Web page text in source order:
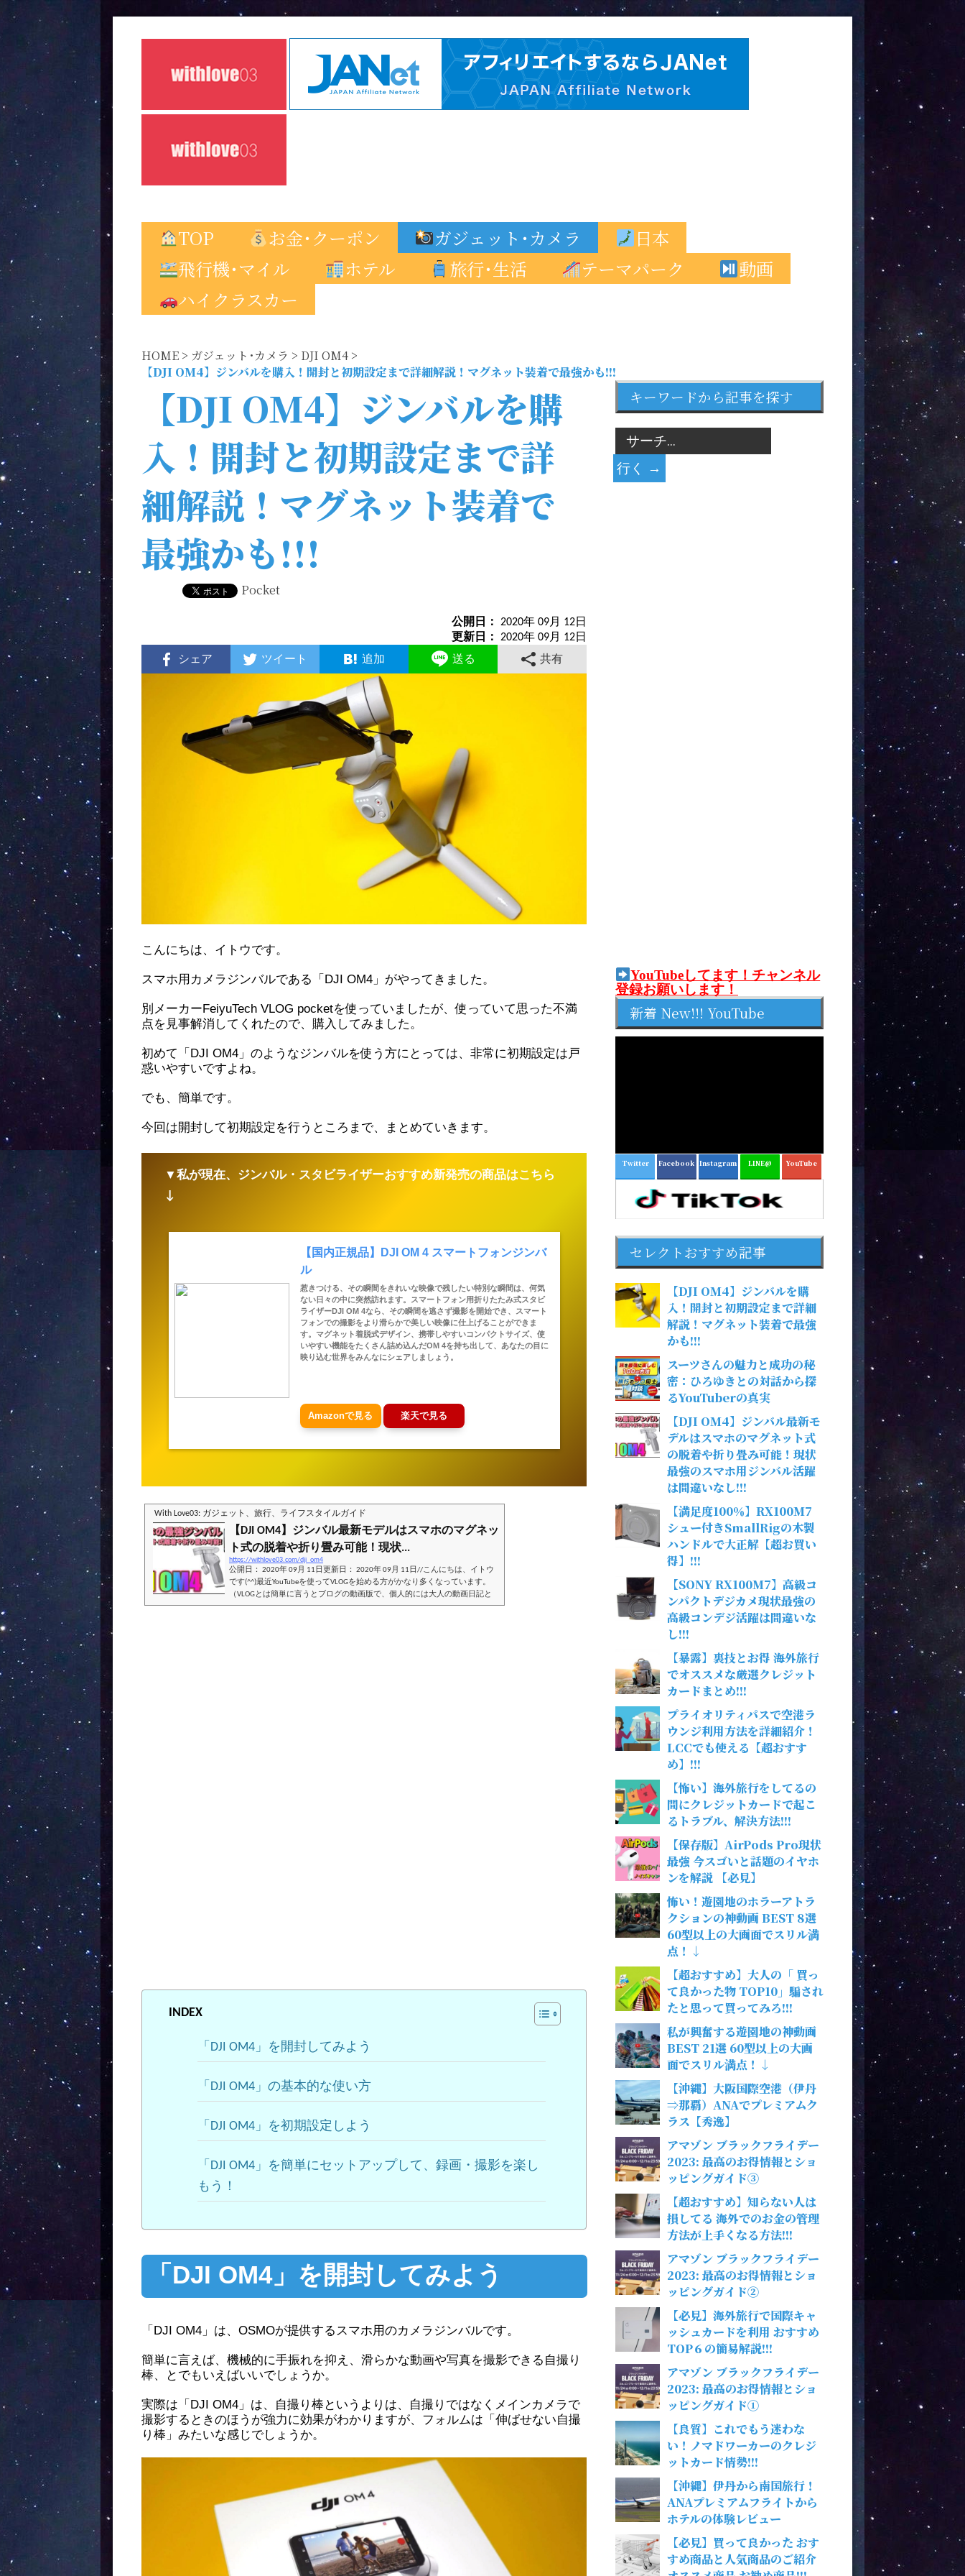
TOP お金･クーポン ガジェット･カメラ
日本
飛行機･マイル
ホテル 旅行･生活 テーマパーク
動画
ハイクラスカー
HOME > ガジェット･カメラ > DJI OM4 >
【DJI OM4】ジンバルを購入！開封と初期設定まで詳細解説！マグネット装着で最強かも!!!
【DJI OM4】ジンバルを購
入！開封と初期設定まで詳
細解説！マグネット装着で
最強かも!!!
Pocket
公開日：
2020年 09月 12日
更新日：
2020年 09月 12日
シェア ツイート 追加 送る 共有
こんにちは、イトウです。
スマホ用カメラジンバルである「DJI OM4」がやってきました。
別メーカーFeiyuTech VLOG pocketを使っていましたが、使っていて思った不満
点を見事解消してくれたので、購入してみました。
初めて「DJI OM4」のようなジンバルを使う方にとっては、非常に初期設定は戸
惑いやすいですよね。
でも、簡単です。
今回は開封して初期設定を行うところまで、まとめていきます。
▼私が現在、ジンバル・スタビライザーおすすめ新発売の商品はこちら
↓
【国内正規品】DJI OM 4 スマートフォンジンバ
ル
惹きつける、その瞬間をきれいな映像で残したい特別な瞬間は、何気
ない日々の中に突然訪れます。スマートフォン用折りたたみ式スタビ
ライザーDJI OM 4なら、その瞬間を逃さず撮影を開始でき、スマート
フォンでの撮影をより滑らかで美しい映像に仕上げることができま
す。マグネット着脱式デザイン、携帯しやすいコンパクトサイズ、使
いやすい機能をたくさん詰め込んだOM 4を持ち出して、あなたの目に
映り込む世界をみんなにシェアしましょう。
Amazonで見る 楽天で見る
With Love03: ガジェット、旅行、ライフスタイルガイド
【DJI OM4】ジンバル最新モデルはスマホのマグネッ
ト式の脱着や折り畳み可能！現状...
https://withlove03.com/dji_om4
公開日： 2020年 09月 11日更新日： 2020年 09月 11日//こんにちは、イトウ
です(^^)最近YouTubeを使ってVLOGを始める方がかなり多くなっています。
（VLOGとは簡単に言うとブログの動画版で、個人的には大人の動画日記と
いう風に認識しています）一般的なYouTuberは室内で位置を決めて撮影する
INDEX
「DJI OM4」を開封してみよう
「DJI OM4」の基本的な使い方
「DJI OM4」を初期設定しよう
「DJI OM4」を簡単にセットアップして、録画・撮影を楽し
もう！
「DJI OM4」を開封してみよう
「DJI OM4」は、OSMOが提供するスマホ用のカメラジンバルです。
簡単に言えば、機械的に手振れを抑え、滑らかな動画や写真を撮影できる自撮り
棒、とでもいえばいいでしょうか。
実際は「DJI OM4」は、自撮り棒というよりは、自撮りではなくメインカメラで
撮影するときのほうが強力に効果がわかりますが、フォルムは「伸ばせない自撮
り棒」みたいな感じでしょうか。
キーワードから記事を探す
YouTubeしてます！チャンネル
登録お願いします！
新着 New!!! YouTube
Twitter Facebook Instagram LINE@ YouTube
セレクトおすすめ記事
【DJI OM4】ジンバルを購
入！開封と初期設定まで詳細
解説！マグネット装着で最強
かも!!!
スーツさんの魅力と成功の秘
密：ひろゆきとの対話から探
るYouTuberの真実
【DJI OM4】ジンバル最新モ
デルはスマホのマグネット式
の脱着や折り畳み可能！現状
最強のスマホ用ジンバル活躍
は間違いなし!!!
【満足度100％】RX100M7
シュー付きSmallRigの木製
ハンドルで大正解【超お買い
得】!!!
【SONY RX100M7】高級コ
ンパクトデジカメ現状最強の
高級コンデジ活躍は間違いな
し!!!
【暴露】裏技とお得 海外旅行
でオススメな厳選クレジット
カードまとめ!!!
プライオリティパスで空港ラ
ウンジ利用方法を詳細紹介！
LCCでも使える【超おすす
め】!!!
【怖い】海外旅行をしてるの
間にクレジットカードで起こ
るトラブル、解決方法!!!
【保存版】AirPods Pro現状
最強 今スゴいと話題のイヤホ
ンを解説 【必見】
怖い！遊園地のホラーアトラ
クションの神動画 BEST 8選
60型以上の大画面でスリル満
点！↓
【超おすすめ】大人の「 買っ
て良かった物 TOP10」騙され
たと思って買ってみろ!!!
私が興奮する遊園地の神動画
BEST 21選 60型以上の大画
面でスリル満点！↓
【沖縄】大阪国際空港（伊丹
⇒那覇）ANAでプレミアムク
ラス【秀逸】
アマゾン ブラックフライデー
2023: 最高のお得情報とショ
ッピングガイド③
【超おすすめ】知らない人は
損してる 海外でのお金の管理
方法が上手くなる方法!!!
アマゾン ブラックフライデー
2023: 最高のお得情報とショ
ッピングガイド②
【必見】海外旅行で国際キャ
ッシュカードを利用 おすすめ
TOP６の簡易解説!!!
アマゾン ブラックフライデー
2023: 最高のお得情報とショ
ッピングガイド①
【良質】これでもう迷わな
い！ノマドワーカーのクレジ
ットカード情勢!!!
【沖縄】伊丹から南国旅行！
ANAプレミアムフライトから
ホテルの体験レビュー
【必見】買って良かった おす
すめ商品と人気商品のご紹介